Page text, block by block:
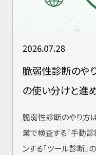
2026.07.28
脆弱性診断のや
の使い分けと進
脆弱性診断のやり方
業で検査する「手動診
ンする「ツール診断」